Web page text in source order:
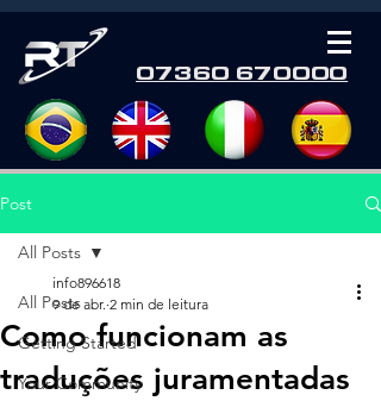
07360 670000
Post
All Posts
Getting Started
Your Community
All Posts
Como funcionam as
traduções juramentadas
info896618
9 de abr. 2 min de leitura